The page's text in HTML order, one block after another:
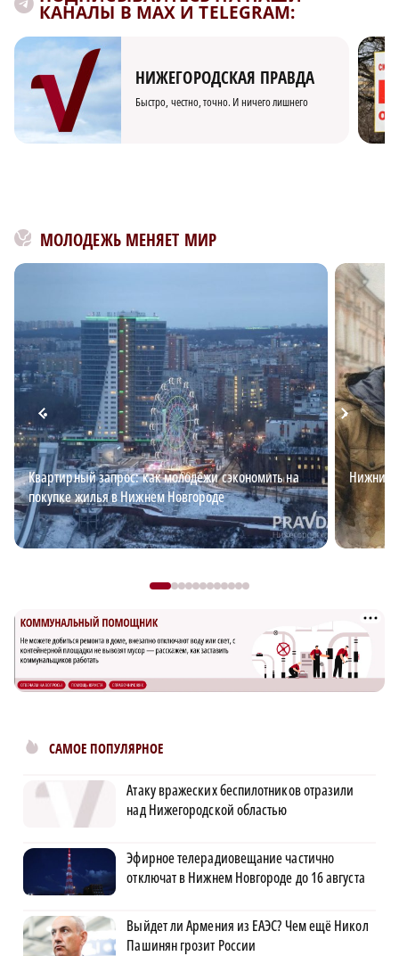
КАНАЛЫ В MAX И TELEGRAM:
НИЖЕГОРОДСКАЯ ПРАВДА
Быстро, честно, точно. И ничего лишнего
МОЛОДЕЖЬ МЕНЯЕТ МИР
Квартирный запрос: как молодёжи сэкономить на
покупке жилья в Нижнем Новгороде
Нижний
САМОЕ ПОПУЛЯРНОЕ
Атаку вражеских беспилотников отразили
над Нижегородской областью
Эфирное телерадиовещание частично
отключат в Нижнем Новгороде до 16 августа
Выйдет ли Армения из ЕАЭС? Чем ещё Никол
Пашинян грозит России